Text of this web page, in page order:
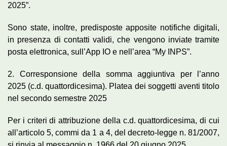
2025”.
Sono state, inoltre, predisposte apposite notifiche digitali,
in presenza di contatti validi, che vengono inviate tramite
posta elettronica, sull’App IO e nell’area “My INPS”.
2. Corresponsione della somma aggiuntiva per l’anno
2025 (c.d. quattordicesima). Platea dei soggetti aventi titolo
nel secondo semestre 2025
Per i criteri di attribuzione della c.d. quattordicesima, di cui
all’articolo 5, commi da 1 a 4, del decreto-legge n. 81/2007,